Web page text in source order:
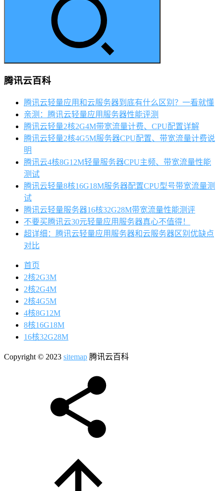
腾讯云百科
腾讯云轻量应用和云服务器到底有什么区别？一看就懂
亲测：腾讯云轻量应用服务器性能评测
腾讯云轻量2核2G4M带宽流量计费、CPU配置详解
腾讯云轻量2核4G5M服务器CPU配置、带宽流量计费说
明
腾讯云4核8G12M轻量服务器CPU主频、带宽流量性能
测试
腾讯云轻量8核16G18M服务器配置CPU型号带宽流量测
试
腾讯云轻量服务器16核32G28M带宽流量性能测评
不要买腾讯云30元轻量应用服务器真心不值得！
超详细：腾讯云轻量应用服务器和云服务器区别优缺点
对比
首页
2核2G3M
2核2G4M
2核4G5M
4核8G12M
8核16G18M
16核32G28M
Copyright © 2023 sitemap 腾讯云百科